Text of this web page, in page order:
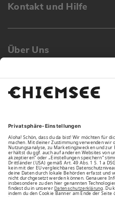
Kontakt und Hilfe
Über Uns
Family
Unsere Vorteile
Unsere Partner